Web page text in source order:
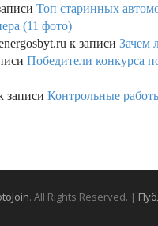
Топ старинных
(11 фото)
к записи Зачем
Победители конкурса
записи Контрольные
. All Rights Reserved. |